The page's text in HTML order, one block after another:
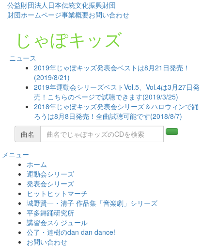
公益財団法人日本伝統文化振興財団
財団ホームページ事業概要お問い合わせ
じゃぽキッズ
ニュース
2019年じゃぽキッズ発表会ベストは8月21日発売！
(2019/8/21)
2019年運動会シリーズベストVol.5、Vol.4は3月27日発
売！こちらのページで試聴できます(2019/3/25)
2018年じゃぽキッズ発表会シリーズ＆ハロウィンで踊
ろうは8月8日発売！全曲試聴可能です(2018/8/7)
曲名
メニュー
ホーム
運動会シリーズ
発表会シリーズ
ヒットヒットマーチ
城野賢一・清子 作品集「音楽劇」シリーズ
平多舞踊研究所
講習会スケジュール
公了・達樹のdan dan dance!
お問い合わせ